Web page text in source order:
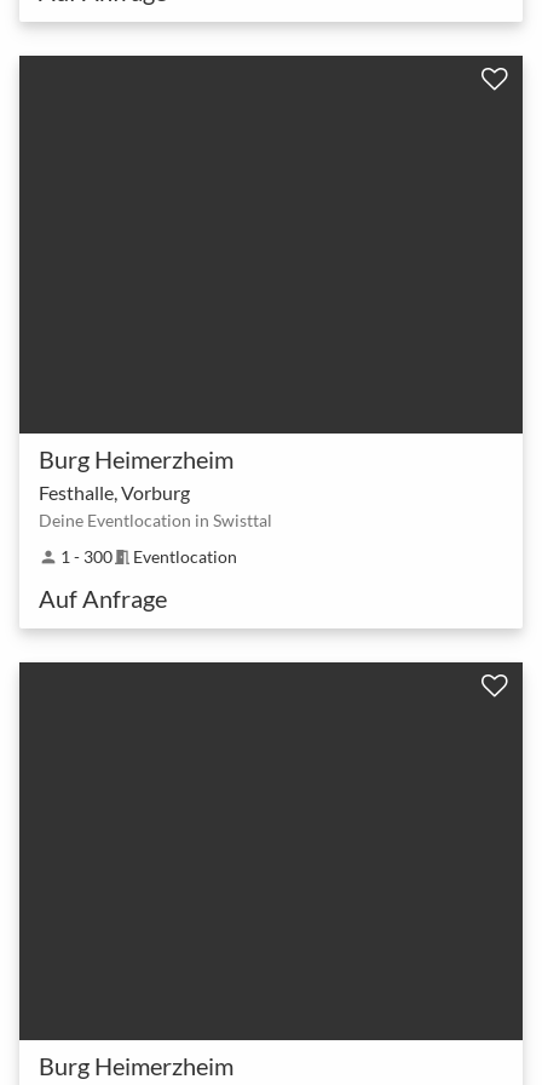
Burg Heimerzheim
Festhalle, Vorburg
Deine Eventlocation in Swisttal
person 1 - 300meeting_room Eventlocation
Auf Anfrage
Burg Heimerzheim